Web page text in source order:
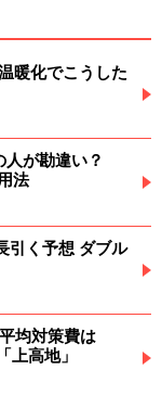
暖化でこうした
人が勘違い？
法
引く予想 ダブル
均対策費は
上高地」